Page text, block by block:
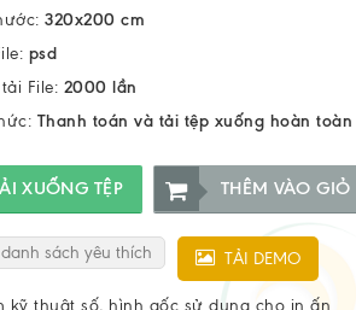
320x200 cm
psd
File: 2000 lần
Thanh toán và tải tệp xuống hoàn
XUỐNG TỆP THÊM VÀO GIỎ
sách yêu thích TẢI DEMO
kỹ thuật số, hình gốc sử dụng cho in ấn